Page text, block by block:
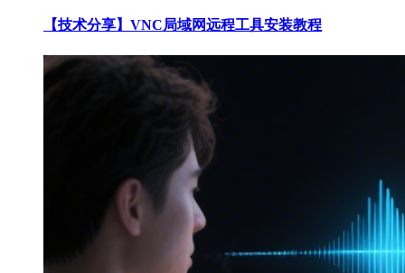
【技术分享】VNC局域网远程工具安装教程